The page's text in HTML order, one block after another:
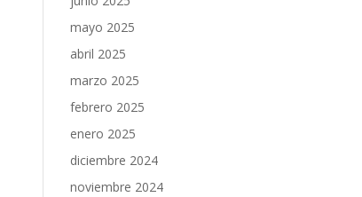
mayo 2025
abril 2025
marzo 2025
febrero 2025
enero 2025
diciembre 2024
noviembre 2024